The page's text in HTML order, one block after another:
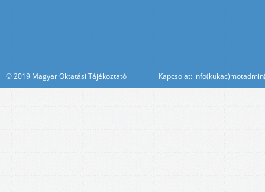
© 2019 Magyar Oktatási Tájékoztató Kapcsolat: